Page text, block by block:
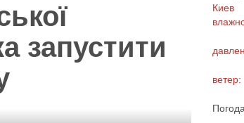
запустити
Киев
ветер: